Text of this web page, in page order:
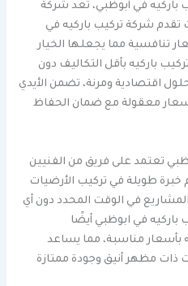
في أبوظبي، تعد شركة
تقدم شركة تركيب باركيه في
تنافسية مما يجعلها الخيار
باركيه بأقل التكاليف دون
اقتصادية ومرنة، تضمن الأيدي
معقولة مع ضمان الحفاظ
تعتمد على فريق من الفنيين
خبرة طويلة في تركيب الأرضيات
في الوقت المحدد دون أي
باركيه في ابوظبي أيضًا
بأسعار مناسبة، مما يساعد
ذات مظهر أنيق وجودة ممتازة